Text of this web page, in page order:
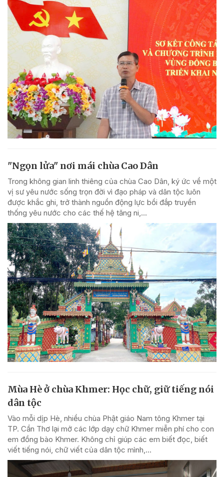
"Ngọn lửa" nơi mái chùa Cao Dân
Trong không gian linh thiêng của chùa Cao Dân, ký ức về một
vị sư yêu nước sống trọn đời vì đạo pháp và dân tộc luôn
được khắc ghi, trở thành nguồn động lực bồi đắp truyền
thống yêu nước cho các thế hệ tăng ni,...
Mùa Hè ở chùa Khmer: Học chữ, giữ tiếng nói
dân tộc
Vào mỗi dịp Hè, nhiều chùa Phật giáo Nam tông Khmer tại
TP. Cần Thơ lại mở các lớp dạy chữ Khmer miễn phí cho con
em đồng bào Khmer. Không chỉ giúp các em biết đọc, biết
viết tiếng nói, chữ viết của dân tộc mình,...